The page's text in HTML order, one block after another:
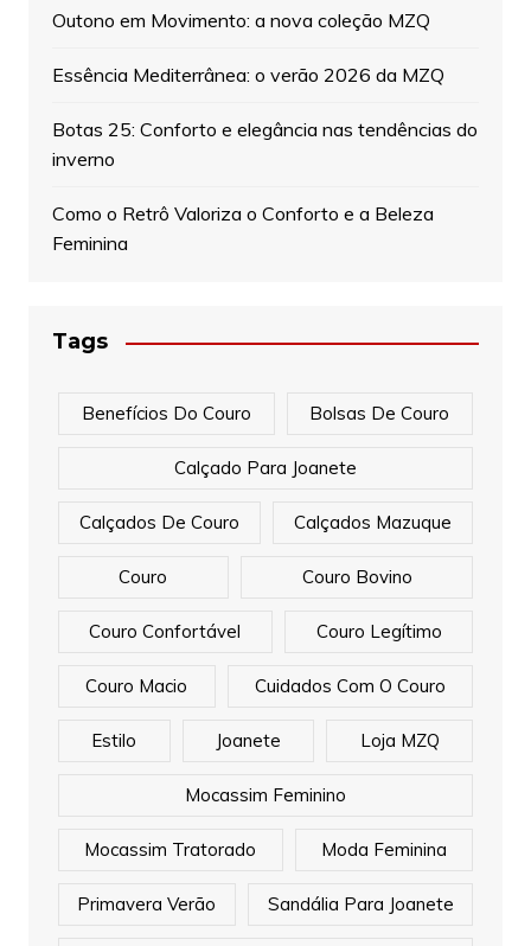
Outono em Movimento: a nova coleção MZQ
Essência Mediterrânea: o verão 2026 da MZQ
Botas 25: Conforto e elegância nas tendências do
inverno
Como o Retrô Valoriza o Conforto e a Beleza
Feminina
Tags
Benefícios Do Couro Bolsas De Couro
Calçado Para Joanete
Calçados De Couro Calçados Mazuque
Couro Couro Bovino
Couro Confortável Couro Legítimo
Couro Macio Cuidados Com O Couro
Estilo Joanete Loja MZQ
Mocassim Feminino
Mocassim Tratorado Moda Feminina
Primavera Verão Sandália Para Joanete